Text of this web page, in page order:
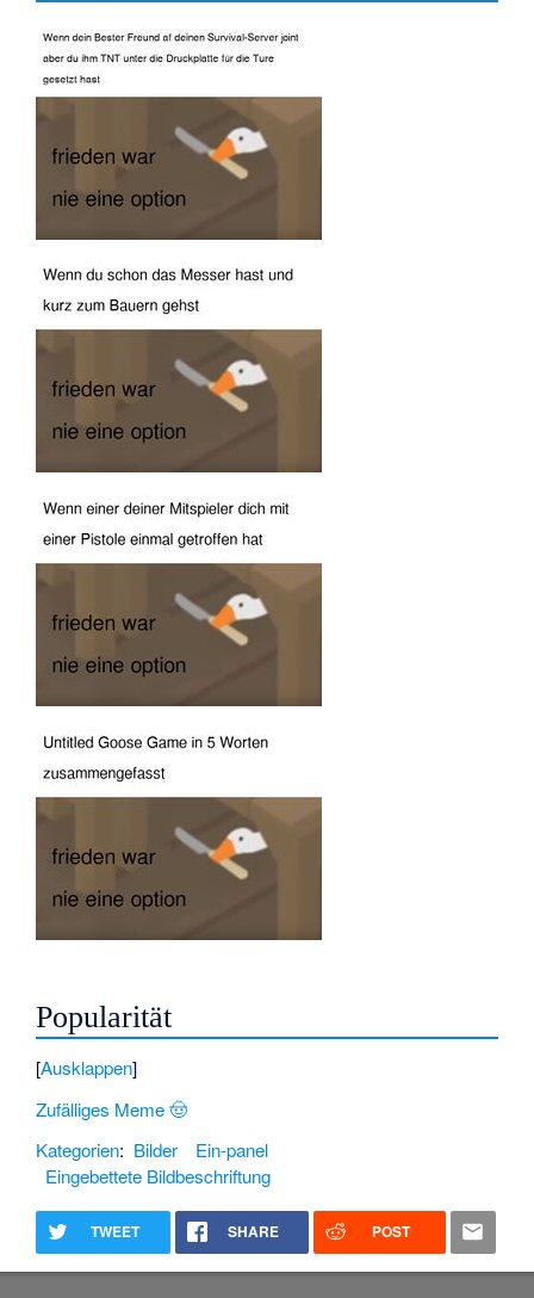
Popularität
Ausklappen
Zufälliges Meme 🤠
Kategorien: Bilder
Ein-panel
Eingebettete Bildbeschriftung
TWEET SHARE POST